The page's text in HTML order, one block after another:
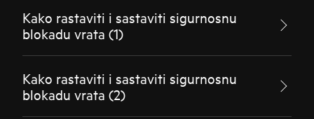
Kako rastaviti i sastaviti sigurnosnu
blokadu vrata (1)
Kako rastaviti i sastaviti sigurnosnu
blokadu vrata (2)